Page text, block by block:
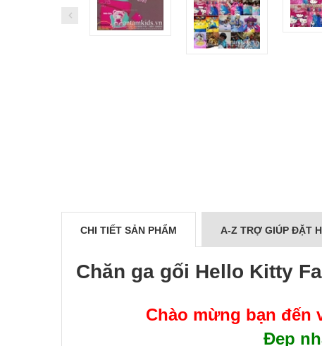
CHI TIẾT SẢN PHẨM A-Z TRỢ GIÚP ĐẶT
Chăn ga gối Hello Kitty
Chào mừng bạn
Đẹp